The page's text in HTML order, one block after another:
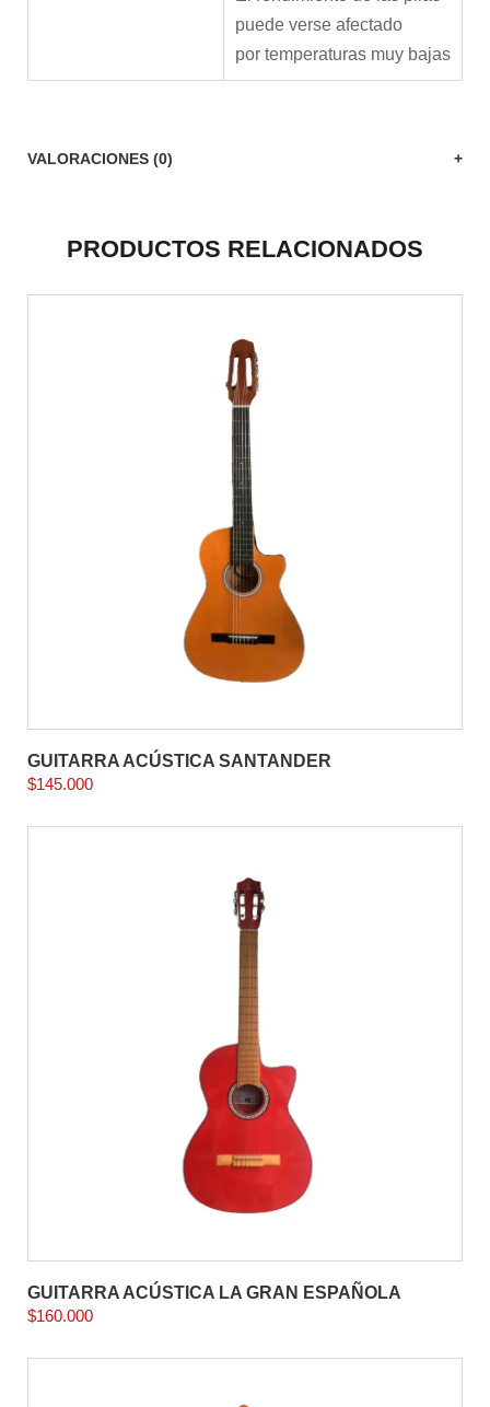
puede verse afectado
por temperaturas muy bajas
VALORACIONES (0)
PRODUCTOS RELACIONADOS
GUITARRA ACÚSTICA SANTANDER
$145.000
GUITARRA ACÚSTICA LA GRAN ESPAÑOLA
$160.000